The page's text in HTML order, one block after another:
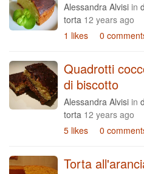
Alessandra Alvisi in
torta 12 years ago
1 likes
0
Quadrotti
di biscotto
Alessandra Alvisi in
torta 12 years ago
5 likes
0
Torta